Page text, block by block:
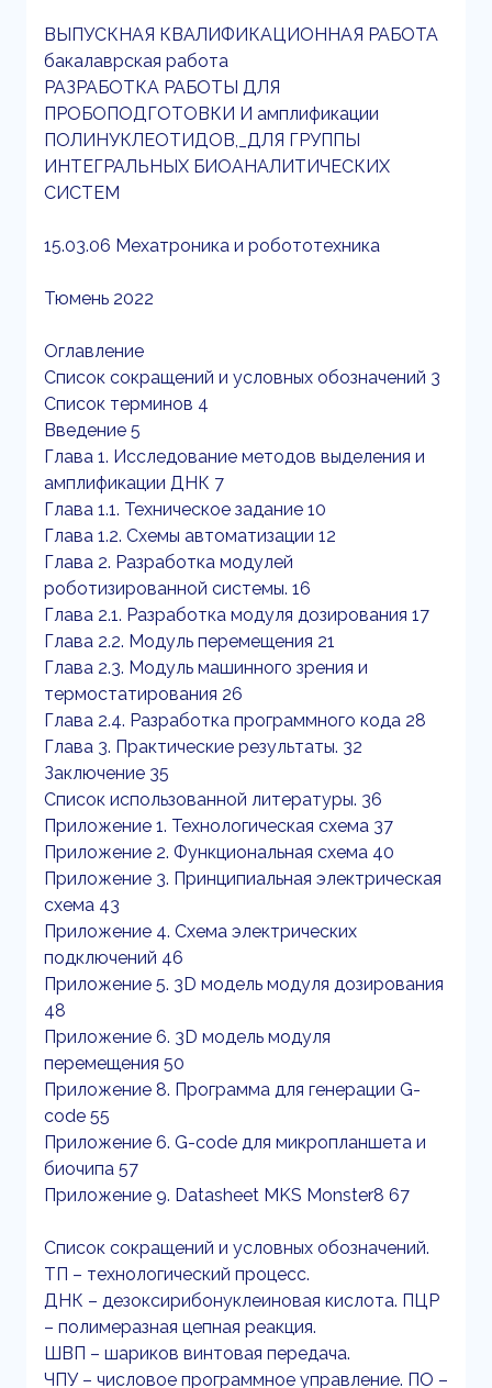
ВЫПУСКНАЯ КВАЛИФИКАЦИОННАЯ РАБОТА
бакалаврская работа
РАЗРАБОТКА РАБОТЫ ДЛЯ
ПРОБОПОДГОТОВКИ И амплификации
ПОЛИНУКЛЕОТИДОВ,_ДЛЯ ГРУППЫ
ИНТЕГРАЛЬНЫХ БИОАНАЛИТИЧЕСКИХ
СИСТЕМ
15.03.06 Мехатроника и робототехника
Тюмень 2022
Оглавление
Список сокращений и условных обозначений 3
Список терминов 4
Введение 5
Глава 1. Исследование методов выделения и
амплификации ДНК 7
Глава 1.1. Техническое задание 10
Глава 1.2. Схемы автоматизации 12
Глава 2. Разработка модулей
роботизированной системы. 16
Глава 2.1. Разработка модуля дозирования 17
Глава 2.2. Модуль перемещения 21
Глава 2.3. Модуль машинного зрения и
термостатирования 26
Глава 2.4. Разработка программного кода 28
Глава 3. Практические результаты. 32
Заключение 35
Список использованной литературы. 36
Приложение 1. Технологическая схема 37
Приложение 2. Функциональная схема 40
Приложение 3. Принципиальная электрическая
схема 43
Приложение 4. Схема электрических
подключений 46
Приложение 5. 3D модель модуля дозирования
48
Приложение 6. 3D модель модуля
перемещения 50
Приложение 8. Программа для генерации G-
code 55
Приложение 6. G-code для микропланшета и
биочипа 57
Приложение 9. Datasheet MKS Monster8 67
Список сокращений и условных обозначений.
ТП – технологический процесс.
ДНК – дезоксирибонуклеиновая кислота. ПЦР
– полимеразная цепная реакция.
ШВП – шариков винтовая передача.
ЧПУ – числовое программное управление. ПО –